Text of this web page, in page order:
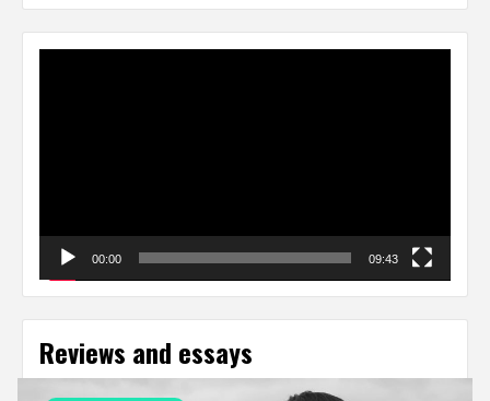
00:00 09:43
Reviews and essays